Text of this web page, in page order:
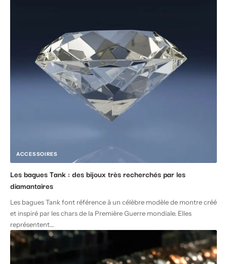
ACCESSOIRES
Les bagues Tank : des bijoux très recherchés par les
diamantaires
Les bagues Tank font référence à un célèbre modèle de montre créé
et inspiré par les chars de la Première Guerre mondiale. Elles
représentent…